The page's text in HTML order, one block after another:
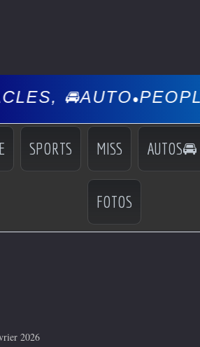
•PEOPLE, INFOS,
SPORTS MISS AUTOS🚘
FOTOS
2026